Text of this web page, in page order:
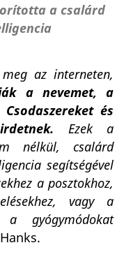
a csalárd
az interneten,
a nevemet, a
és
Ezek a
nélkül, csalárd
segítségével
a posztokhoz,
vagy a
gyógymódokat